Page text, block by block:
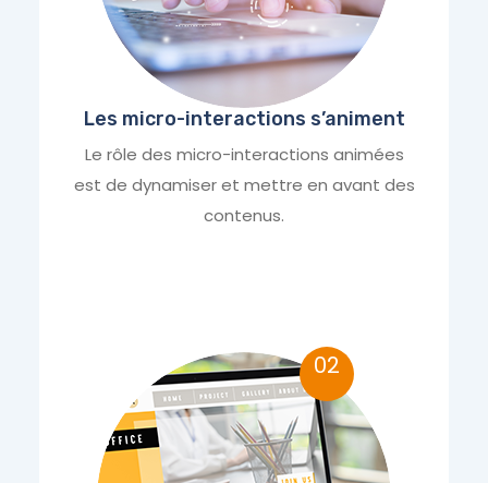
Les micro-interactions s’animent
Le rôle des micro-interactions animées
est de dynamiser et mettre en avant des
contenus.
02